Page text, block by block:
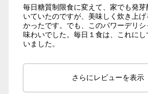
毎日糖質制限食に変えて、家でも発芽
いていたのですが、美味しく炊き上げ
かったです。でも、このパワーデリ
味わいでした。毎日１食は、これにし
いました。
さらにレビューを表示